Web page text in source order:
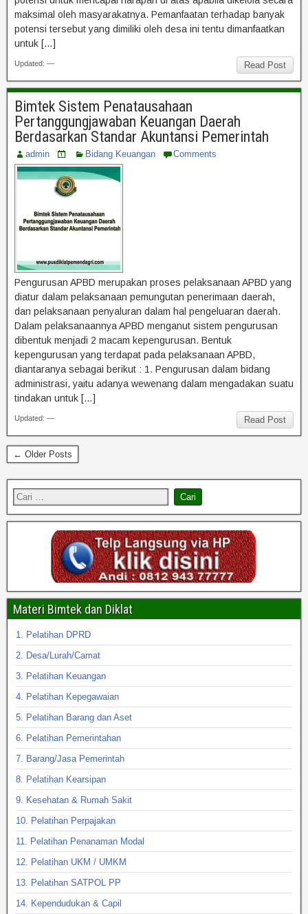
maksimal oleh masyarakatnya. Pemanfaatan terhadap banyak
potensi tersebut yang dimiliki oleh desa ini tentu dimanfaatkan
untuk […]
Read Post
Updated: —
Bimtek Sistem Penatausahaan
Pertanggungjawaban Keuangan Daerah
Berdasarkan Standar Akuntansi Pemerintah
admin Bidang Keuangan Comments
Pengurusan APBD merupakan proses pelaksanaan APBD yang
diatur dalam pelaksanaan pemungutan penerimaan daerah,
dan pelaksanaan penyaluran dalam hal pengeluaran daerah.
Dalam pelaksanaannya APBD menganut sistem pengurusan
dibentuk menjadi 2 macam kepengurusan. Bentuk
kepengurusan yang terdapat pada pelaksanaan APBD,
diantaranya sebagai berikut : 1. Pengurusan dalam bidang
administrasi, yaitu adanya wewenang dalam mengadakan suatu
tindakan untuk […]
Read Post
Updated: —
← Older Posts
Materi Bimtek dan Diklat
1. Pelatihan DPRD
2. Desa/Lurah/Camat
3. Pelatihan Keuangan
4. Pelatihan Kepegawaian
5. Pelatihan Barang dan Aset
6. Pelatihan Pemerintahan
7. Barang/Jasa Pemerintah
8. Pelatihan Kearsipan
9. Kesehatan & Rumah Sakit
10. Pelatihan Perpajakan
11. Pelatihan Penanaman Modal
12. Pelatihan UKM / UMKM
13. Pelatihan SATPOL PP
14. Kependudukan & Capil